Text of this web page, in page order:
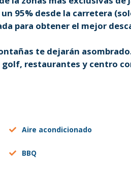
95% desde la carretera
para obtener el mejor
te dejarán
golf, restaurantes y centro
Aire acondicionado
BBQ